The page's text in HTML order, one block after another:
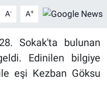
A- A+
Sokak'ta bulunan
Edinilen bilgiye
eşi Kezban Göksu